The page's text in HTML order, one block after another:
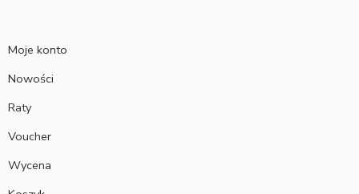
Moje konto
Nowości
Raty
Voucher
Wycena